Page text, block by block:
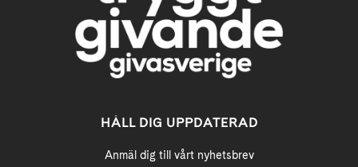
HÅLL DIG UPPDATERAD
Anmäl dig till vårt nyhetsbrev